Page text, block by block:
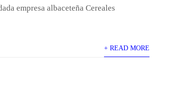
empresa albaceteña Cereales
+ READ MORE